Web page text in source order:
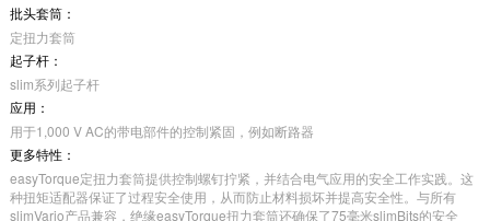
批头套筒：
定扭力套筒
起子杆：
slim系列起子杆
应用：
用于1,000 V AC的带电部件的控制紧固，例如断路器
更多特性：
easyTorque定扭力套筒提供控制螺钉拧紧，并结合电气应用的安全工作实践。这
种扭矩适配器保证了过程安全使用，从而防止材料损坏并提高安全性。与所有
slimVario产品兼容，绝缘easyTorque扭力套筒还确保了75毫米slimBits的安全